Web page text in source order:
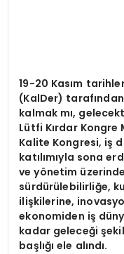
19-20 Kasım
(KalDer)
kalmak mı,
Lütfi Kırdar Kongre
Kalite Kongresi, iş
katılımıyla sona
ve yönetim
sürdürülebilirliğe,
ilişkilerine,
ekonomiden iş
kadar geleceği
başlığı ele alındı.